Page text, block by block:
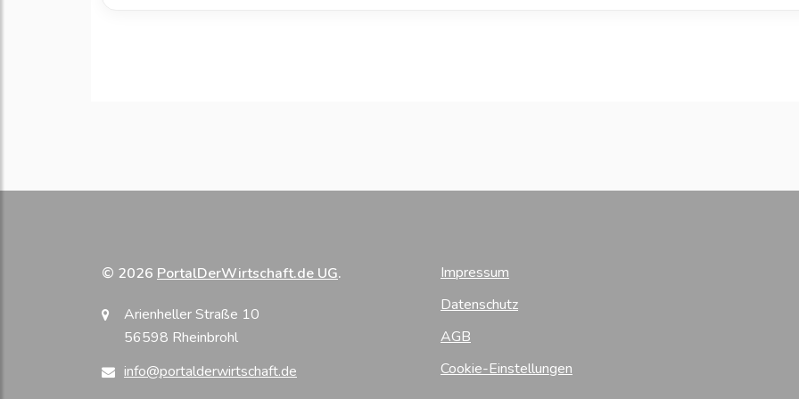
© 2026 PortalDerWirtschaft.de UG.
Arienheller Straße 10
56598 Rheinbrohl
info@portalderwirtschaft.de
Impressum
Datenschutz
AGB
Cookie-Einstellungen